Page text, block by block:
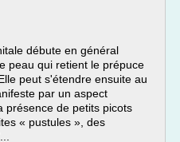
débute en général
peau qui retient le prépuce
peut s'étendre ensuite au
par un aspect
présence de petits picots
« pustules », des